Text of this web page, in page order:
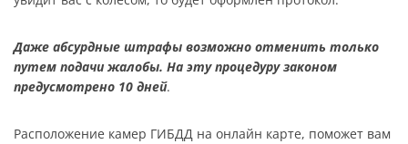
Даже абсурдные штрафы возможно отменить только
путем подачи жалобы. На эту процедуру законом
предусмотрено 10 дней.
Расположение камер ГИБДД на онлайн карте, поможет вам